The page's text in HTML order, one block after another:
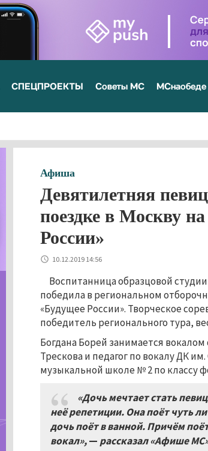
СПЕЦПРОЕКТЫ Советы МС МСнаобеде
Афиша
Девятилетняя
поездке в Москву
России»
10.12.2019 14:56
Воспитанница образцовой
победила в региональном
«Будущее России». Творческое
победитель регионального тура,
Богдана Борей занимается
Трескова и педагог по вокалу ДК
музыкальной школе № 2 по классу
«Дочь мечтает стать
неё репетиции. Она поёт чуть
дочь поёт в ванной. Причём
вокал»,— рассказал «Афише